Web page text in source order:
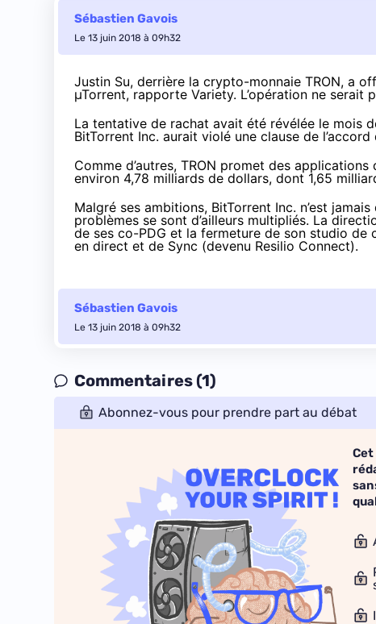
Sébastien Gavois
Le 13 juin 2018 à 09h32
Justin Su, derrière la crypto-monnaie TRON, a
µTorrent, rapporte Variety. L’opération ne serait
La tentative de rachat avait été révélée le mois
BitTorrent Inc. aurait violé une clause de
Comme d’autres, TRON promet des
environ 4,78 milliards de dollars, dont 1,65
Malgré ses ambitions, BitTorrent Inc. n’est
problèmes se sont d’ailleurs multipliés. La
de ses co-PDG et la fermeture de son studio de
en direct et de Sync (devenu Resilio Connect).
Sébastien Gavois
Le 13 juin 2018 à 09h32
Commentaires (1)
Abonnez-vous pour prendre part au débat
Cet